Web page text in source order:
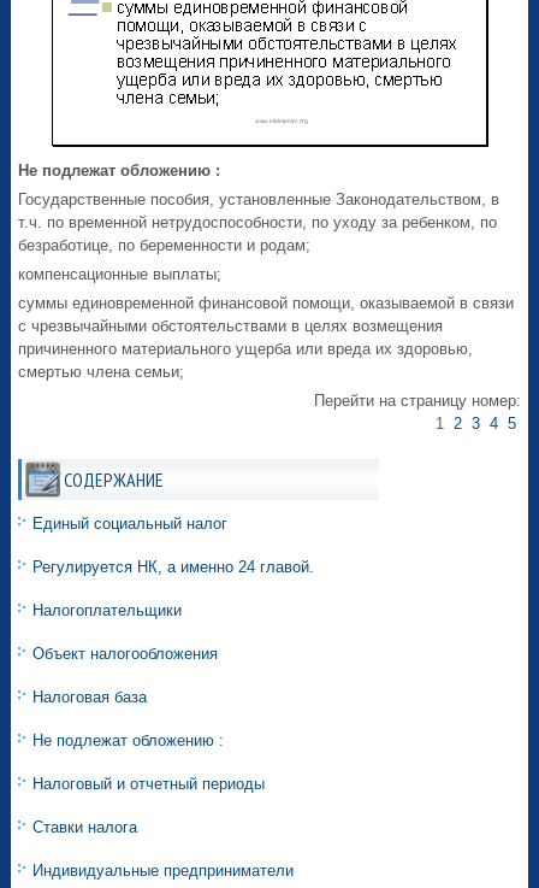
Не подлежат обложению :
Государственные пособия, установленные Законодательством, в
т.ч. по временной нетрудоспособности, по уходу за ребенком, по
безработице, по беременности и родам;
компенсационные выплаты;
суммы единовременной финансовой помощи, оказываемой в связи
с чрезвычайными обстоятельствами в целях возмещения
причиненного материального ущерба или вреда их здоровью,
смертью члена семьи;
Перейти на страницу номер:
1 2 3 4 5
СОДЕРЖАНИЕ
Единый социальный налог
Регулируется НК, а именно 24 главой.
Налогоплательщики
Объект налогообложения
Налоговая база
Не подлежат обложению :
Налоговый и отчетный периоды
Ставки налога
Индивидуальные предприниматели